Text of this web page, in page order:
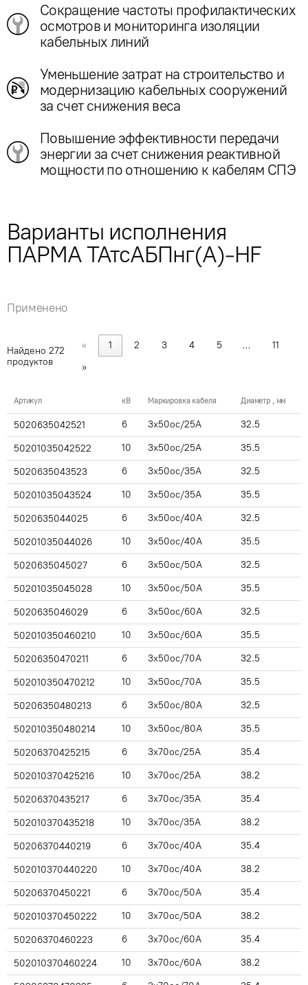
Сокращение частоты профилактических
осмотров и мониторинга изоляции
кабельных линий
Уменьшение затрат на строительство и
модернизацию кабельных сооружений
за счет снижения веса
Повышение эффективности передачи
энергии за счет снижения реактивной
мощности по отношению к кабелям СПЭ
Варианты исполнения
ПАРМА ТАтсАБПнг(А)-HF
Применено
Найдено 272
продуктов
« 1 2 3 4 5 …
11
»
Артикул кВ Маркировка кабеля Диаметр , мм
5020635042521 6 3x50ос/25А 32.5
50201035042522 10 3x50ос/25А 35.5
5020635043523 6 3x50ос/35А 32.5
50201035043524 10 3x50ос/35А 35.5
5020635044025 6 3x50ос/40А 32.5
50201035044026 10 3x50ос/40А 35.5
5020635045027 6 3x50ос/50А 32.5
50201035045028 10 3x50ос/50А 35.5
5020635046029 6 3x50ос/60А 32.5
502010350460210 10 3x50ос/60А 35.5
50206350470211 6 3x50ос/70А 32.5
502010350470212 10 3x50ос/70А 35.5
50206350480213 6 3x50ос/80А 32.5
502010350480214 10 3x50ос/80А 35.5
50206370425215 6 3x70ос/25А 35.4
502010370425216 10 3x70ос/25А 38.2
50206370435217 6 3x70ос/35А 35.4
502010370435218 10 3x70ос/35А 38.2
50206370440219 6 3x70ос/40А 35.4
502010370440220 10 3x70ос/40А 38.2
50206370450221 6 3x70ос/50А 35.4
502010370450222 10 3x70ос/50А 38.2
50206370460223 6 3x70ос/60А 35.4
502010370460224 10 3x70ос/60А 38.2